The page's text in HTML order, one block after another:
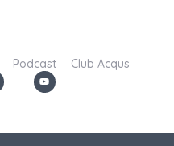
Podcast Club Acqus
Y
o
u
e